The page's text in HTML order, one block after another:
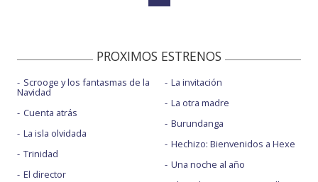
PROXIMOS ESTRENOS
Scrooge y los fantasmas de la
Navidad
Cuenta atrás
La isla olvidada
Trinidad
El director
La invitación
La otra madre
Burundanga
Hechizo: Bienvenidos a Hexe
Una noche al año